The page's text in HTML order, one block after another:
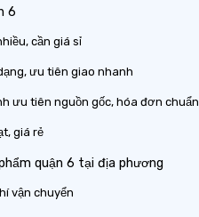
6
cần giá sỉ
ưu tiên giao nhanh
ưu tiên nguồn gốc, hóa đơn chuẩn
giá rẻ
quận 6 tại địa phương
vận chuyển